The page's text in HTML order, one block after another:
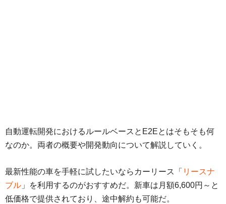
自動運転開発におけるルールベースとE2Eとはそもそも何
なのか。両者の概要や開発動向について解説していく。
最新性能の車を手軽に試したいならカーリース「 リースナ
ブル 」を利用するのがおすすめだ。新車は月額6,600円～と
低価格で提供されており、途中解約も可能だ。